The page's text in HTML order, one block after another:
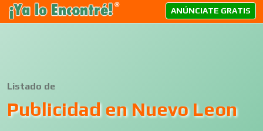
ANÚNCIATE GRATIS
Listado de
Publicidad en Nuevo Leon